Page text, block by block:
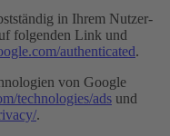
in Ihrem Nutzer-
folgenden Link und
authenticated.
von Google
technologies/ads und
.